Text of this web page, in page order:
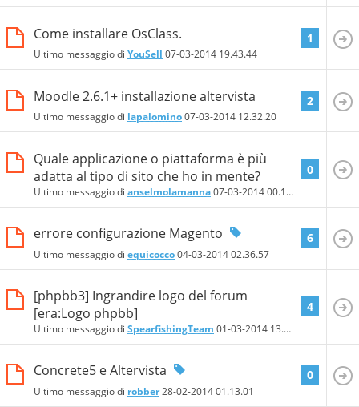
Come installare OsClass.
Ultimo messaggio di YouSell 07-03-2014 19.43.44
1
Moodle 2.6.1+ installazione altervista
Ultimo messaggio di lapalomino07-03-2014 12.32.20
2
Quale applicazione o piattaforma è più
adatta al tipo di sito che ho in mente?
Ultimo messaggio di anselmolamanna07-03-201400.13.32
0
errore configurazione Magento
Ultimo messaggio di equicocco04-03-201402.36.57
6
[phpbb3] Ingrandire logo del forum
[era:Logo phpbb]
Ultimo messaggio di SpearfishingTeam 01-03-2014 13.30.49
4
Concrete5 e Altervista
Ultimo messaggio di robber28-02-201401.13.01
0